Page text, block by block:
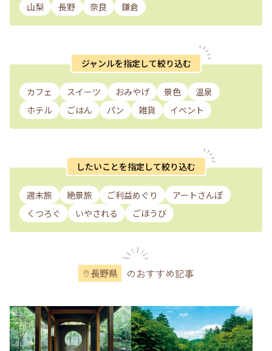
山梨
長野 奈良 鎌倉
ジャンルを指定して絞り込む
カフェ スイーツ おみやげ 景色
温泉
ホテル
ごはん パン 雑貨 イベント
したいことを指定して絞り込む
週末旅 絶景旅 ご利益めぐり
アートさんぽ
くつろぐ
いやされる ごほうび
長野県 のおすすめ記事